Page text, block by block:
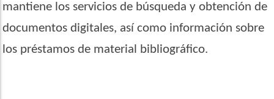
mantiene los servicios de búsqueda y obtención de
documentos digitales, así como información sobre
los préstamos de material bibliográfico.